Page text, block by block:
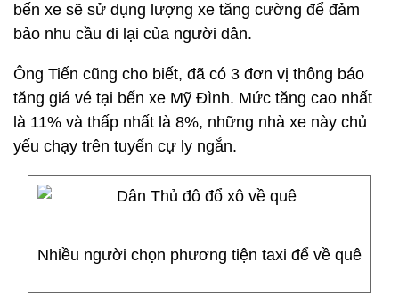
bến xe sẽ sử dụng lượng xe tăng cường để đảm
bảo nhu cầu đi lại của người dân.
Ông Tiến cũng cho biết, đã có 3 đơn vị thông báo
tăng giá vé tại bến xe Mỹ Đình. Mức tăng cao nhất
là 11% và thấp nhất là 8%, những nhà xe này chủ
yếu chạy trên tuyến cự ly ngắn.
Nhiều người chọn phương tiện taxi để về quê